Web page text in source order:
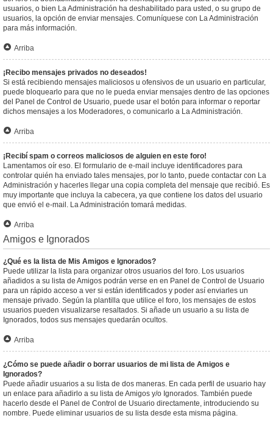
usuarios, o bien La Administración ha deshabilitado para usted, o su grupo de
usuarios, la opción de enviar mensajes. Comuníquese con La Administración
para más información.
Arriba
¡Recibo mensajes privados no deseados!
Si está recibiendo mensajes maliciosos u ofensivos de un usuario en particular,
puede bloquearlo para que no le pueda enviar mensajes dentro de las opciones
del Panel de Control de Usuario, puede usar el botón para informar o reportar
dichos mensajes a los Moderadores, o comunicarlo a La Administración.
Arriba
¡Recibí spam o correos maliciosos de alguien en este foro!
Lamentamos oír eso. El formulario de e-mail incluye identificadores para
controlar quién ha enviado tales mensajes, por lo tanto, puede contactar con La
Administración y hacerles llegar una copia completa del mensaje que recibió. Es
muy importante que incluya la cabecera, ya que contiene los datos del usuario
que envió el e-mail. La Administración tomará medidas.
Arriba
Amigos e Ignorados
¿Qué es la lista de Mis Amigos e Ignorados?
Puede utilizar la lista para organizar otros usuarios del foro. Los usuarios
añadidos a su lista de Amigos podrán verse en en Panel de Control de Usuario
para un rápido acceso a ver si están identificados y poder así enviarles un
mensaje privado. Según la plantilla que utilice el foro, los mensajes de estos
usuarios pueden visualizarse resaltados. Si añade un usuario a su lista de
Ignorados, todos sus mensajes quedarán ocultos.
Arriba
¿Cómo se puede añadir o borrar usuarios de mi lista de Amigos e
Ignorados?
Puede añadir usuarios a su lista de dos maneras. En cada perfil de usuario hay
un enlace para añadirlo a su lista de Amigos y/o Ignorados. También puede
hacerlo desde el Panel de Control de Usuario directamente, introduciendo su
nombre. Puede eliminar usuarios de su lista desde esta misma página.